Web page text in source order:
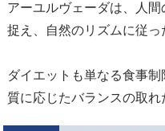
アーユルヴェーダは、人
捉え、自然のリズムに従っ
ダイエットも単なる食事
質に応じたバランスの取れ